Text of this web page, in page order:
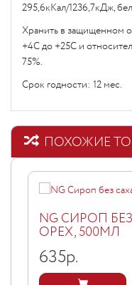
295,6кКал/1236,7кДж,
Хранить в защищенном
+4С до +25С и
75%.
Срок годности: 12 мес.
ПОХОЖИЕ
NG СИРОП
ОРЕХ, 500МЛ
635р.